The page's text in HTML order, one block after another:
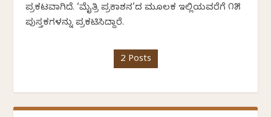
ಪ್ರಕಟವಾಗಿದೆ. ‘ಮೈತ್ರಿ ಪ್ರಕಾಶನ’ದ ಮೂಲಕ ಇಲ್ಲಿಯವರೆಗೆ ೧೫
ಪುಸ್ತಕಗಳನ್ನು ಪ್ರಕಟಿಸಿದ್ದಾರೆ.
2 Posts